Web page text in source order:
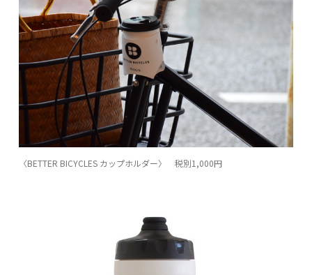
〈BETTER BICYCLES カップホルダー〉 税別1,000円